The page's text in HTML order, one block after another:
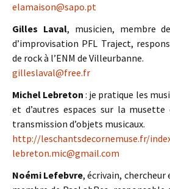
elamaison@sapo.pt
Gilles Laval, musicien, membre
d’improvisation PFL Traject,
de rock à l’ENM de Villeurbanne.
gilleslaval@free.fr
Michel Lebreton : je pratique les
et d’autres espaces sur la
transmission d’objets musicaux.
http://leschantsdecornemuse.fr/
lebreton.mic@gmail.com
Noémi Lefebvre, écrivain, chercheur